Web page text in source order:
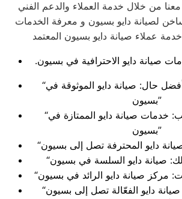
معنا من خلال خدمة العملاء والدعم الفني
لصيانة دايو بسيون و معرفة الخدمات
“إبقاء الأجهزة في أفضل حال: صيانة دايو الموثوقة في
بسيون”
“تخلص من المتاعب: خدمات صيانة دايو الممتازة في
بسيون”